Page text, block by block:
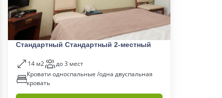
Стандартный Стандартный 2-местный
14 м2
до 3 мест
Кровати односпальные /одна двуспальная
кровать